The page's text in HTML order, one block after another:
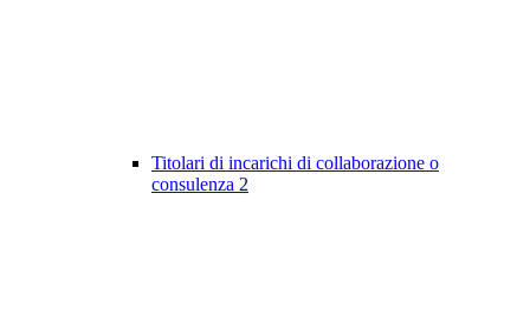
Titolari di incarichi di collaborazione o
consulenza 2